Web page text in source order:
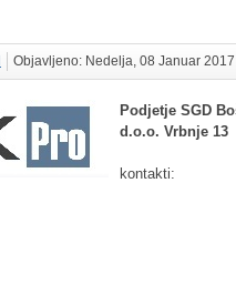
Objavljeno: Nedelja, 08 Januar
Podjetje SGD
d.o.o. Vrbnje 13
kontakti: